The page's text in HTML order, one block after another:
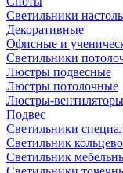
Светильники
Декоративные
Офисные и
Светильники
Люстры подвесные
Люстры потолочные
Люстры-вентиляторы
Подвес
Светильники
Светильник
Светильник